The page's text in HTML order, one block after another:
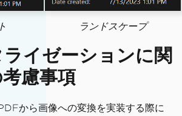
ランドスケープ
イゼーションに関
慮事項
から画像への変換を実装する際に